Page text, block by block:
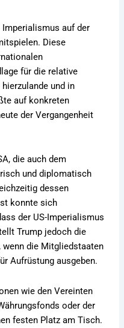
auf der
Diese
für die relative
und in
auf konkreten
der Vergangenheit
die auch dem
und diplomatisch
dessen
konnte sich
der US-Imperialismus
Trump jedoch die
wenn die Mitgliedstaaten
Aufrüstung ausgeben.
wie den Vereinten
oder der
festen Platz am Tisch.